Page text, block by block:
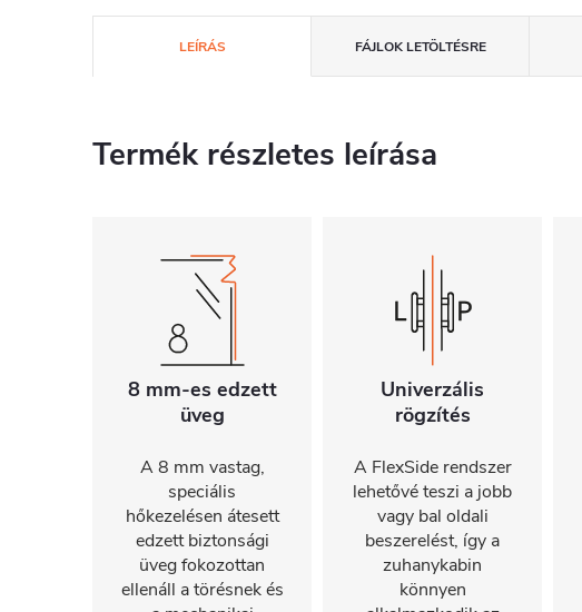
LEÍRÁS FÁJLOK LETÖLTÉSRE
Termék részletes leírása
8 mm-es edzett
üveg
A 8 mm vastag,
speciális
hőkezelésen átesett
edzett biztonsági
üveg fokozottan
ellenáll a törésnek és
Univerzális
rögzítés
A FlexSide rendszer
lehetővé teszi a jobb
vagy bal oldali
beszerelést, így a
zuhanykabin
könnyen